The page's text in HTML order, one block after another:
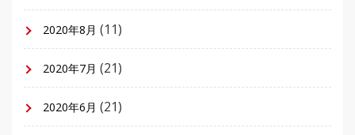
2020年8月 (11)
2020年7月 (21)
2020年6月 (21)